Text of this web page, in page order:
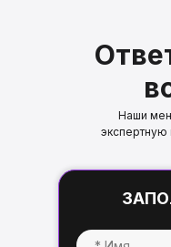
Наши
экспертную